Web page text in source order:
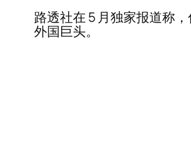
路透社在 5 月独家报道称
外国巨头。